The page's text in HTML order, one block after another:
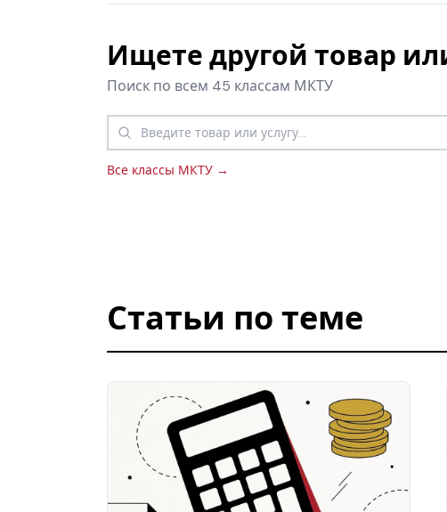
Ищете другой товар
Поиск по всем 45 классам МКТУ
Все классы МКТУ →
Статьи по теме